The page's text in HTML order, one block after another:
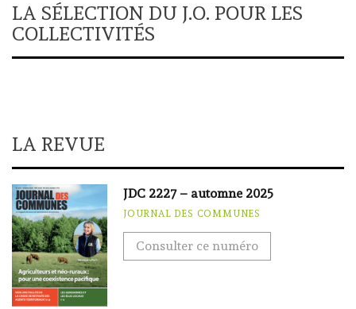
LA SÉLECTION DU J.O. POUR LES
COLLECTIVITÉS
LA REVUE
JDC 2227 – automne 2025
JOURNAL DES COMMUNES
Consulter ce numéro